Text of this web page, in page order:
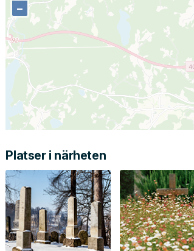
−
−
Platser i närheten